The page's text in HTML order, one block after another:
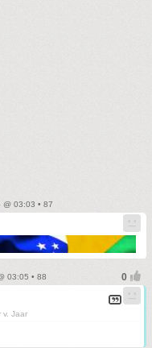
@ 03:03 • 87
03:05 • 88
v. Jaar